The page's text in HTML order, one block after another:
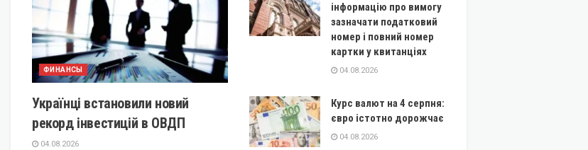
ФИНАНСЫ
Українці встановили новий
рекорд інвестицій в ОВДП
04.08.2026
інформацію про вимогу
зазначати податковий
номер і повний номер
картки у квитанціях
04.08.2026
Курс валют на 4 серпня:
євро істотно дорожчає
04.08.2026